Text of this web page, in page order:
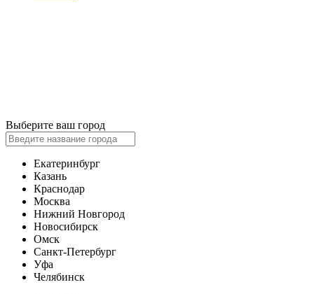
Выберите ваш город
Екатеринбург
Казань
Краснодар
Москва
Нижний Новгород
Новосибирск
Омск
Санкт-Петербург
Уфа
Челябинск